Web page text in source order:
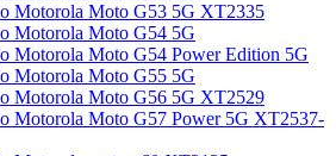
Motorola Moto G53 5G XT2335
Motorola Moto G54 5G
Motorola Moto G54 Power Edition 5G
Motorola Moto G55 5G
Motorola Moto G56 5G XT2529
Motorola Moto G57 Power 5G XT2537-